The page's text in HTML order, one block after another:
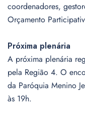
coordenadores,
Orçamento
Próxima plenária
A próxima plenária
pela Região 4. O
da Paróquia Menino
às 19h.